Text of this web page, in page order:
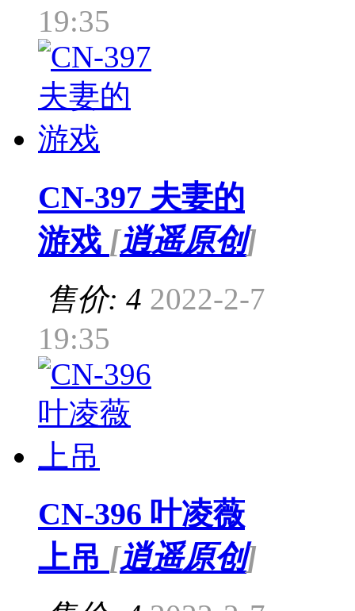
19:35
CN-397 夫妻的
游戏 [逍遥原创]
售价: 4 2022-2-7
19:35
CN-396 叶凌薇
上吊 [逍遥原创]